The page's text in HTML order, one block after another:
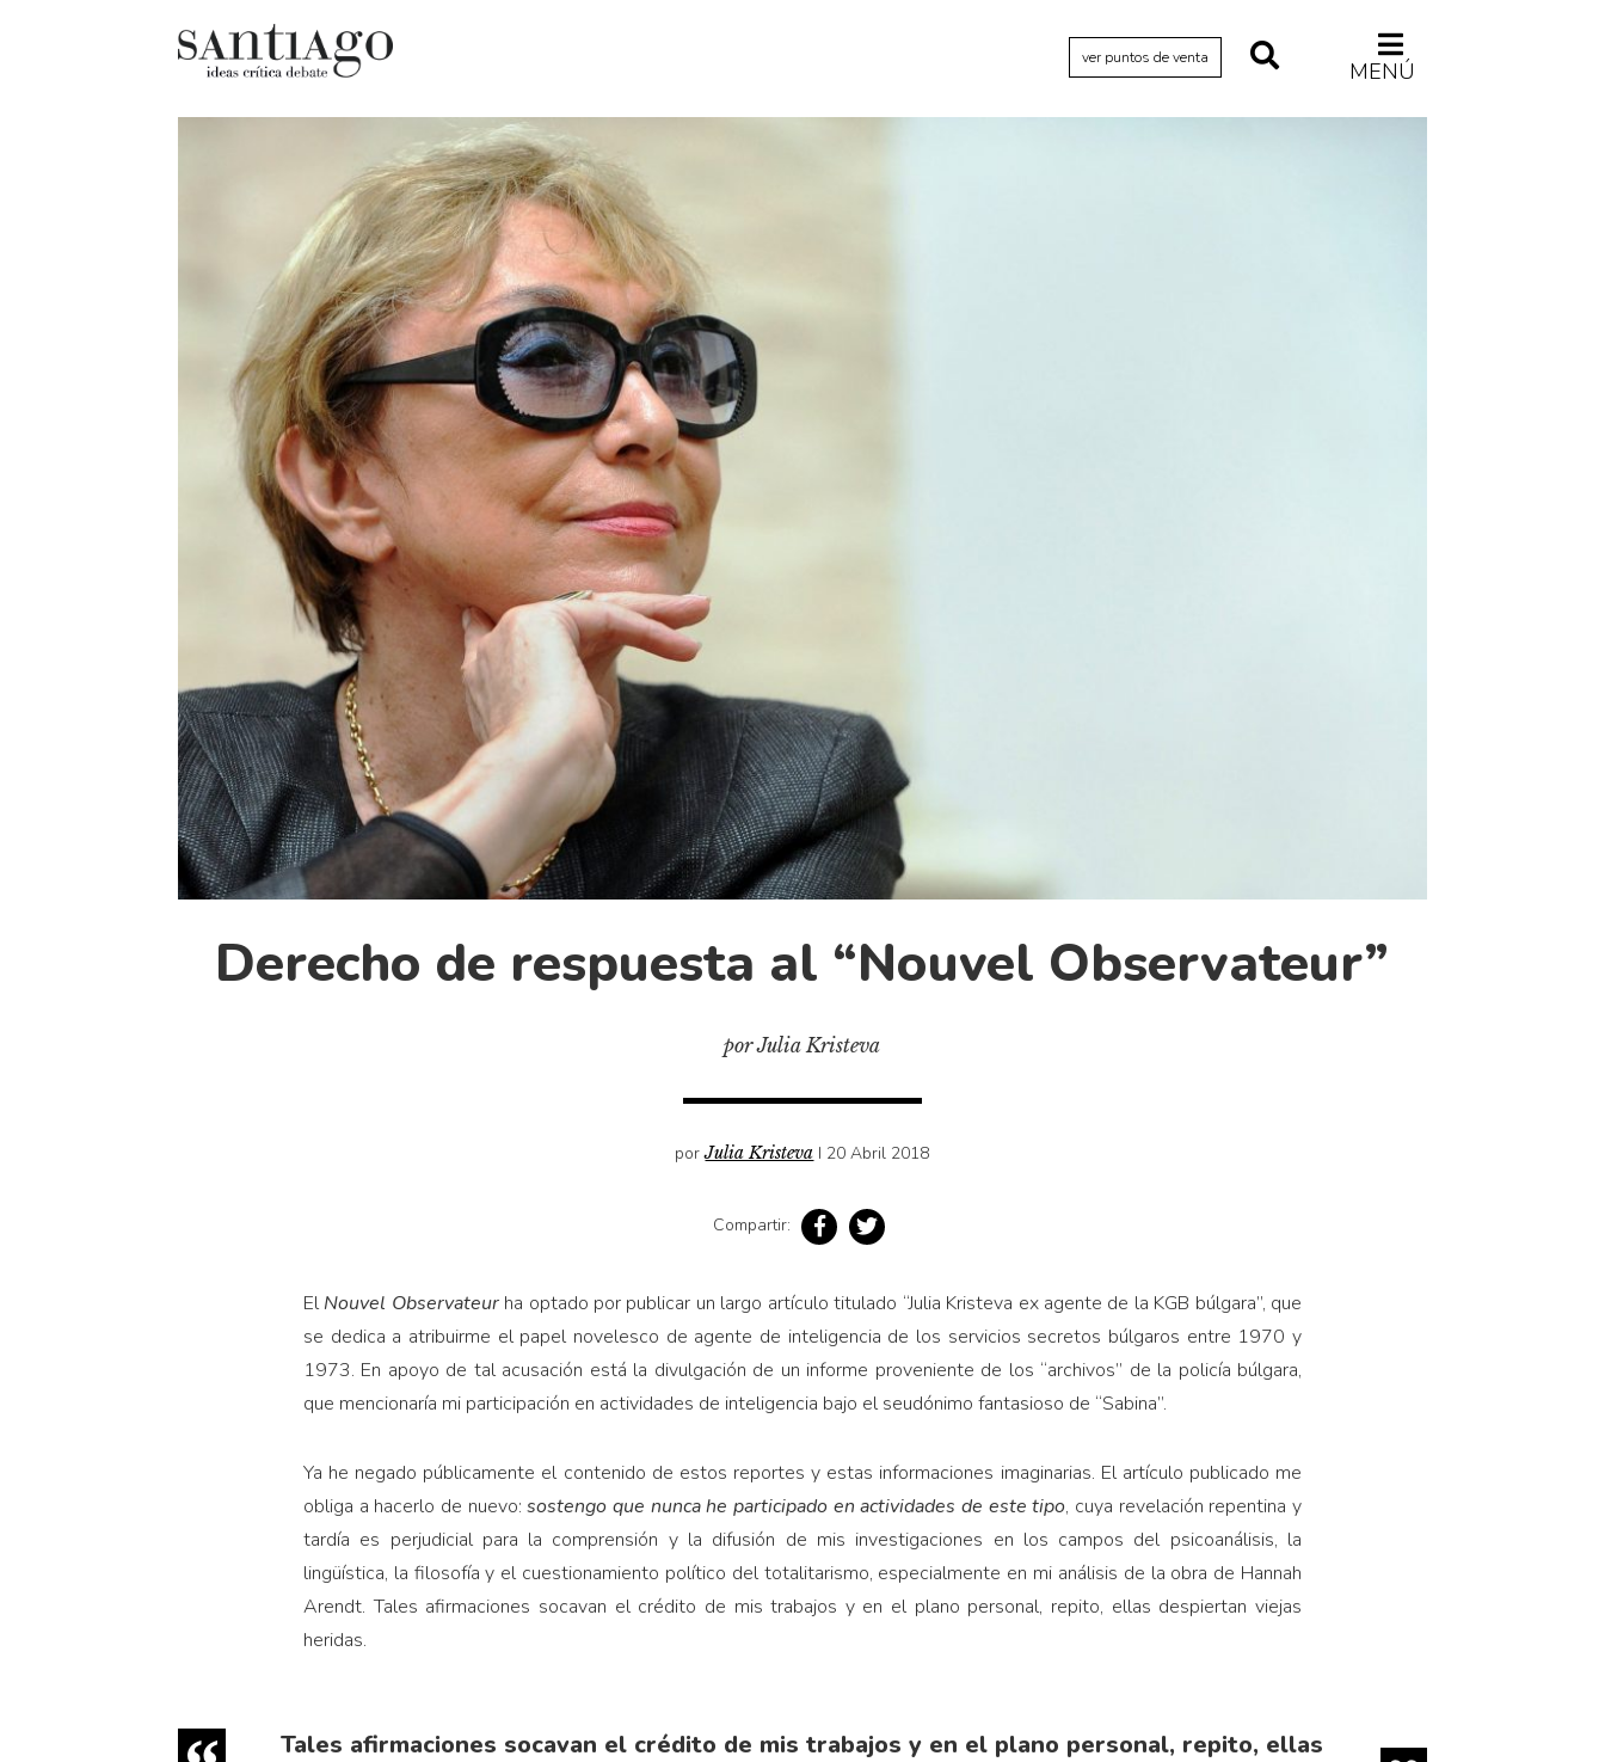
ver puntos de venta MENÚ
Archivo Cenfoto-UDP
Arquetipos de situación
Artes visuales
Ciencia
Cine y televisión
Cultura
Diccionario portátil de la literatura
chilena
Documentos
Fragmentos
Gran reserva
Historia
Historia material de los libros
Lagunas mentales
Libros
Derecho de respuesta al “Nouvel Observateur”
por Julia Kristeva
porJulia Kristeva I 20 Abril 2018
Compartir:
El Nouvel Observateurha optado por publicar un largo artículo titulado “Julia Kristeva ex agente de la KGB búlgara”, que
se dedica a atribuirme el papel novelesco de agente de inteligencia de los servicios secretos búlgaros entre 1970 y
1973. En apoyo de tal acusación está la divulgación de un informe proveniente de los “archivos” de la policía búlgara,
que mencionaría mi participación en actividades de inteligencia bajo el seudónimo fantasioso de “Sabina”.
Ya he negado públicamente el contenido de estos reportes y estas informaciones imaginarias. El artículo publicado me
obliga a hacerlo de nuevo:sostengo que nunca he participado en actividades de este tipo, cuya revelación repentina y
tardía es perjudicial para la comprensión y la difusión de mis investigaciones en los campos del psicoanálisis, la
lingüística, la filosofía y el cuestionamiento político del totalitarismo, especialmente en mi análisis de la obra de Hannah
Arendt. Tales afirmaciones socavan el crédito de mis trabajos y en el plano personal, repito, ellas despiertan viejas
heridas.
Tales afirmaciones socavan el crédito de mis trabajos y en el plano personal, repito, ellas